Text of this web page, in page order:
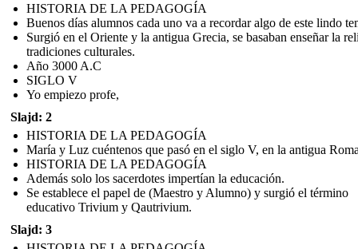
HISTORIA DE LA PEDAGOGÍA
Buenos días alumnos cada uno va a recordar algo de este lindo
Surgió en el Oriente y la antigua Grecia, se basaban enseñar la
tradiciones culturales.
Año 3000 A.C
SIGLO V
Yo empiezo profe,
Slajd: 2
HISTORIA DE LA PEDAGOGÍA
María y Luz cuéntenos que pasó en el siglo V, en la antigua
HISTORIA DE LA PEDAGOGÍA
Además solo los sacerdotes impertían la educación.
Se establece el papel de (Maestro y Alumno) y surgió el término
educativo Trivium y Qautrivium.
Slajd: 3